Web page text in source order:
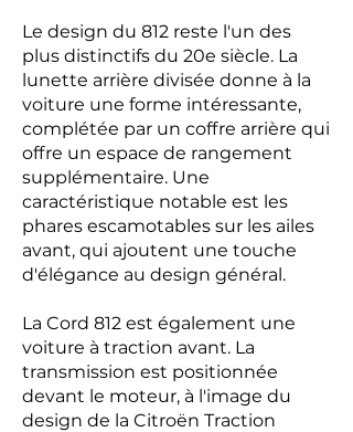
Le design du 812 reste l'un des
plus distinctifs du 20e siècle. La
lunette arrière divisée donne à la
voiture une forme intéressante,
complétée par un coffre arrière qui
offre un espace de rangement
supplémentaire. Une
caractéristique notable est les
phares escamotables sur les ailes
avant, qui ajoutent une touche
d'élégance au design général.
La Cord 812 est également une
voiture à traction avant. La
transmission est positionnée
devant le moteur, à l'image du
design de la Citroën Traction